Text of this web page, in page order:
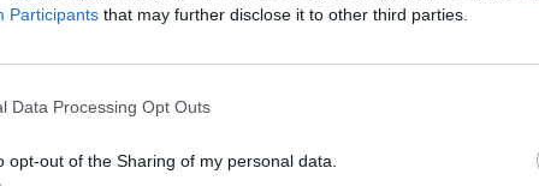
Participants that may further disclose it to other third parties.
Data Processing Opt Outs
opt-out of the Sharing of my personal data.
νέα λογική αλληλεγγύης ανάμεσα
άφιξης Ιταλία Ελλάδα και Ισπανία θα
τα υπόλοιπα κράτη της ΕΕ με χρήματα ή
χρειαστεί να συμμετέχει για συγκεκριμένο